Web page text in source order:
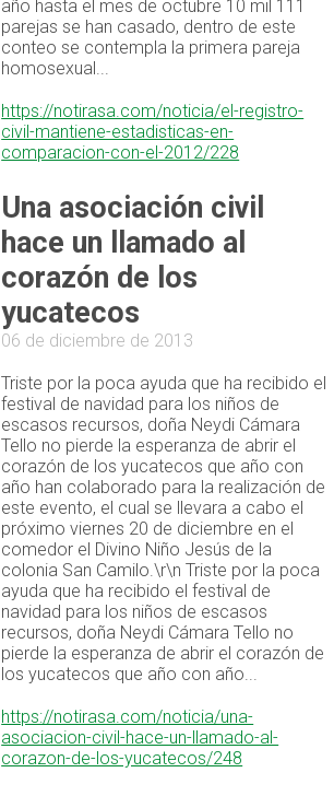
año hasta el mes de octubre 10 mil 111
parejas se han casado, dentro de este
conteo se contempla la primera pareja
homosexual...
https://notirasa.com/noticia/el-registro-
civil-mantiene-estadisticas-en-
comparacion-con-el-2012/228
Una asociación civil
hace un llamado al
corazón de los
yucatecos
06 de diciembre de 2013
Triste por la poca ayuda que ha recibido el
festival de navidad para los niños de
escasos recursos, doña Neydi Cámara
Tello no pierde la esperanza de abrir el
corazón de los yucatecos que año con
año han colaborado para la realización de
este evento, el cual se llevara a cabo el
próximo viernes 20 de diciembre en el
comedor el Divino Niño Jesús de la
colonia San Camilo.\r\n Triste por la poca
ayuda que ha recibido el festival de
navidad para los niños de escasos
recursos, doña Neydi Cámara Tello no
pierde la esperanza de abrir el corazón de
los yucatecos que año con año...
https://notirasa.com/noticia/una-
asociacion-civil-hace-un-llamado-al-
corazon-de-los-yucatecos/248